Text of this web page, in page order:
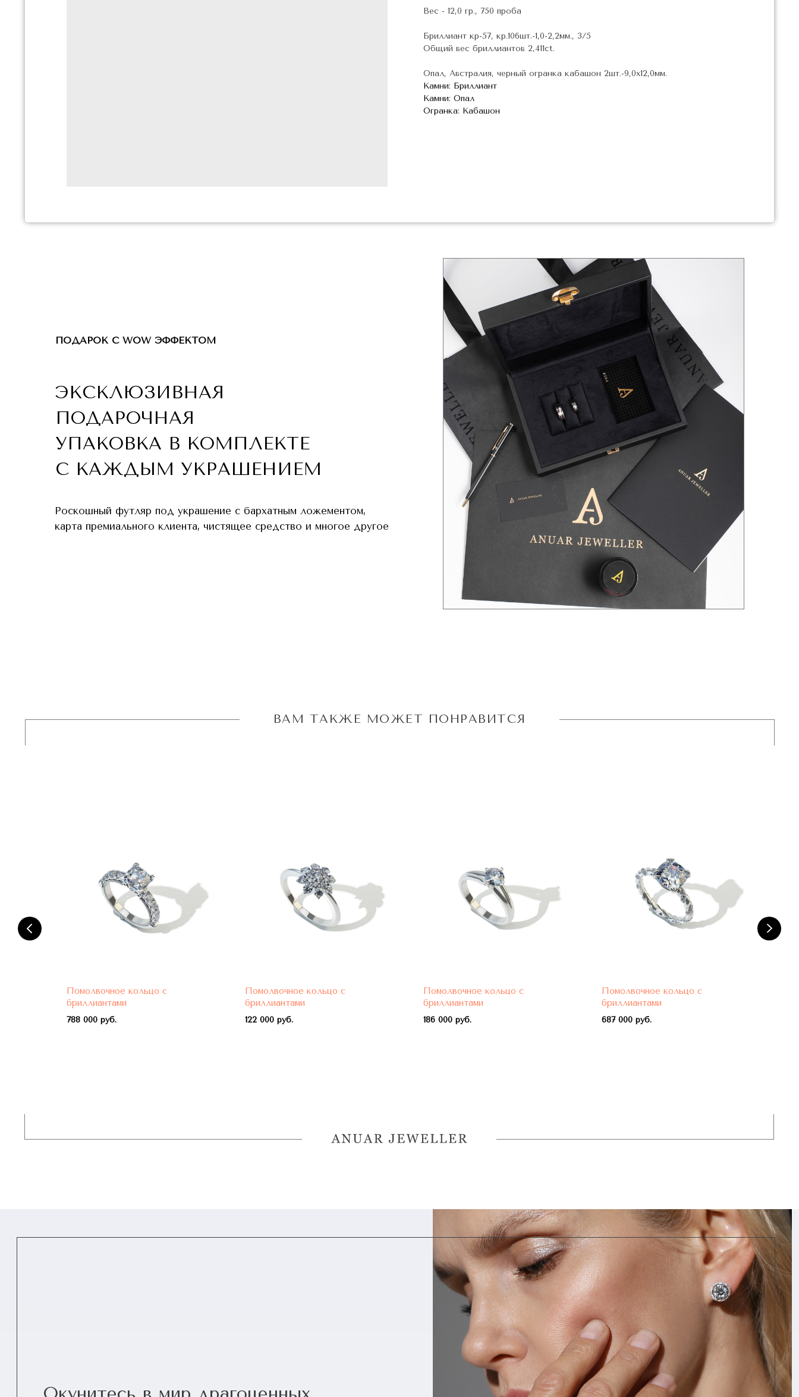
Вес - 12,0 гр., 750 проба
Бриллиант кр-57, кр.106шт.-1,0-2,2мм., 3/5
Общий вес бриллиантов 2,411ct.
Опал, Австралия, черный огранка кабашон 2шт.-9,0х12,0мм.
Камни: Бриллиант
Камни: Опал
Огранка: Кабашон
ЭКСКЛЮЗИВНАЯ
ПОДАРОЧНАЯ
УПАКОВКА В КОМПЛЕКТЕ
С КАЖДЫМ УКРАШЕНИЕМ
Роскошный футляр под украшение с бархатным ложементом,
карта премиального клиента, чистящее средство и многое другое
ПОДАРОК С WOW ЭФФЕКТОМ
ВАМ ТАКЖЕ МОЖЕТ ПОНРАВИТСЯ
Помолвочное кольцо с
бриллиантами
788 000 руб.
Помолвочное кольцо с
бриллиантами
122 000 руб.
Помолвочное кольцо с
бриллиантами
186 000 руб.
Помолвочное кольцо с
бриллиантами
687 000 руб.